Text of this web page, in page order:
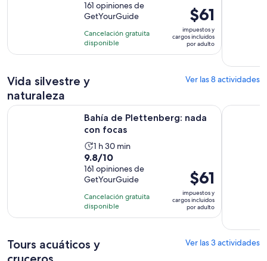
dura
1
hora
y
30
de
10
con
161
opiniones
161 opiniones de
GetYourGuide
Cancelación gratuita
disponible
El
precio
es
de
adulto
$61
impuestos y
cargos incluidos
por adulto
Vida silvestre y
naturaleza
Ver las 8 actividades
Bahía de Plettenberg: nada
con focas
La
actividad
dura
1
hora
y
30
1 h 30 min
9.8
de
10
con
161
opiniones
9.8/10
161 opiniones de
GetYourGuide
Cancelación gratuita
disponible
El
precio
es
de
adulto
$61
impuestos y
cargos incluidos
por adulto
Bahía de Plettenberg: nada con focas Se abrirá en unaBahía de
Tours acuáticos y
Ver las 3 actividades